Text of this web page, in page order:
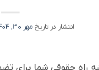
انتشار در تاریخ مهر 30, 1404
حقوقی شما برای